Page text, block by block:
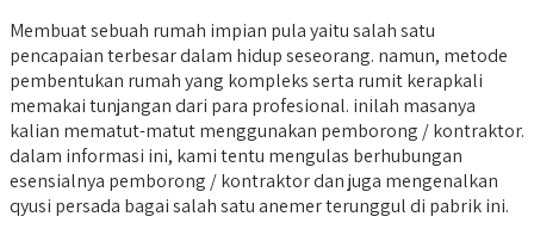
Membuat sebuah rumah impian pula yaitu salah satu
pencapaian terbesar dalam hidup seseorang. namun, metode
pembentukan rumah yang kompleks serta rumit kerapkali
memakai tunjangan dari para profesional. inilah masanya
kalian mematut-matut menggunakan pemborong / kontraktor.
dalam informasi ini, kami tentu mengulas berhubungan
esensialnya pemborong / kontraktor dan juga mengenalkan
qyusi persada bagai salah satu anemer terunggul di pabrik ini.